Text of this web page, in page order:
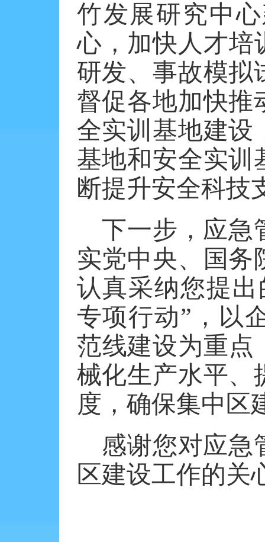
竹发展研究中
心，加快人才培
研发、事故模拟
督促各地加快推
全实训基地建设
基地和安全实训
断提升安全科技
下一步，应急
实党中央、国务
认真采纳您提
专项行动”，以
范线建设为重点
械化生产水平、
度，确保集中区
感谢您对应急
区建设工作的关